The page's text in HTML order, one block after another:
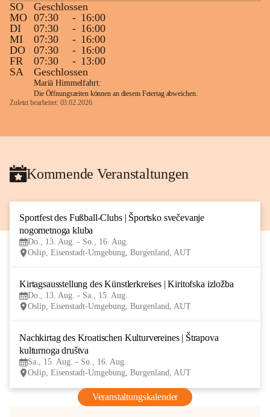
SO
Geschlossen
MO 07:30 - 16:00
DI
07:30 - 16:00
MI
07:30 - 16:00
DO
07:30 - 16:00
FR
07:30 - 13:00
SA
Geschlossen
Mariä Himmelfahrt:
Die Öffnungszeiten können an diesem Feiertag abweichen.
Zuletzt bearbeitet: 03.02.2026
Kommende Veranstaltungen
Sportfest des Fußball-Clubs | Športsko svečevanje
nogometnoga kluba
Do., 13. Aug. - So., 16. Aug.
Oslip, Eisenstadt-Umgebung, Burgenland, AUT
Kirtagsausstellung des Künstlerkreises | Kiritofska izložba
Do., 13. Aug. - Sa., 15. Aug.
Oslip, Eisenstadt-Umgebung, Burgenland, AUT
Nachkirtag des Kroatischen Kulturvereines | Štrapova
kulturnoga društva
Sa., 15. Aug. - So., 16. Aug.
Oslip, Eisenstadt-Umgebung, Burgenland, AUT
Veranstaltungskalender